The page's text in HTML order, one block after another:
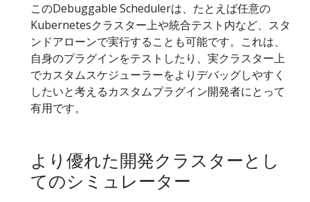
このDebuggable Schedulerは、たとえば任意の
Kubernetesクラスター上や統合テスト内など、スタ
ンドアローンで実行することも可能です。これは、
自身のプラグインをテストしたり、実クラスター上
でカスタムスケジューラーをよりデバッグしやすく
したいと考えるカスタムプラグイン開発者にとって
有用です。
より優れた開発クラスターとし
てのシミュレーター